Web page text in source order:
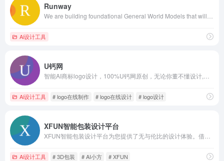
Runway
Ai设计工具
U钙网
Ai设计工具 # logo在线制作 # logo在线设计 # logo设计
XFUN智能包装设计平台
Ai设计工具 # 3D包装 # AI小方 # XFUN